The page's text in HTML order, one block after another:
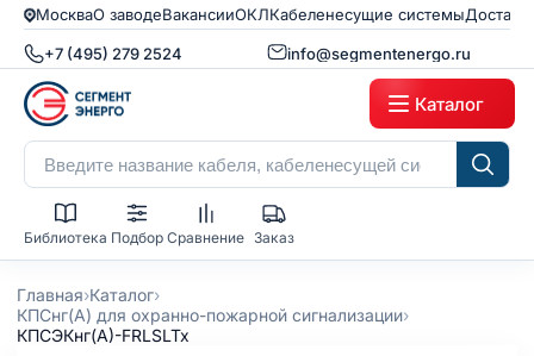
МоскваО заводеВакансииОКЛКабеленесущие системы
+7 (495) 279 2524 info@segmentenergo.ru
Каталог
Библиотека Подбор Сравнение Заказ
Главная›Каталог›
КПСнг(А) для охранно-пожарной сигнализации›
КПСЭКнг(А)-FRLSLTx